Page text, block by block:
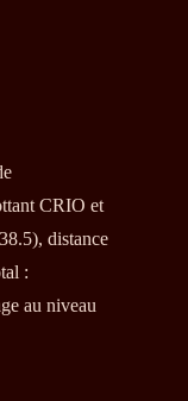
CRIO et
distance
:
au niveau